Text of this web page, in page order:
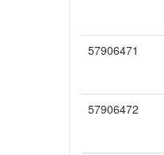
57906471
57906472